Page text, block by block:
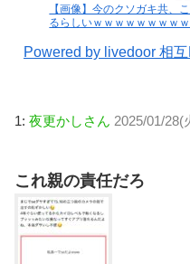
【画像】今のクソガキ共、
るらしいｗｗｗｗｗｗｗｗ
Powered by livedoor 相
1: 夜更かしさん 2025/01/28(
これ親の責任だろ